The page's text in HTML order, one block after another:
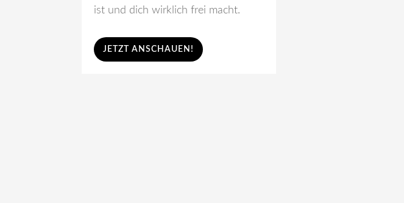
ist und dich wirklich frei macht.
JETZT ANSCHAUEN!